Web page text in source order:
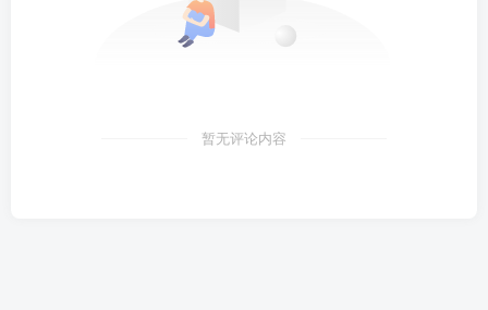
暂无评论内容